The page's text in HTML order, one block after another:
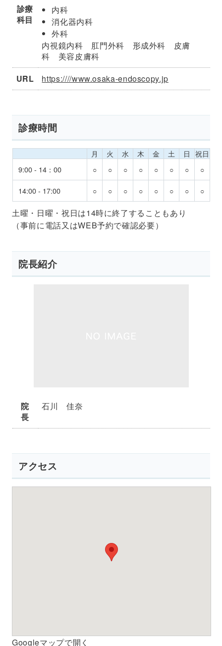
診療
科目
内科
消化器内科
外科
内視鏡内科 肛門外科 形成外科 皮膚
科 美容皮膚科
URL
https:////www.osaka-endoscopy.jp
診療時間
月 火 水 木 金 土 日 祝日
9:00 - 14：00
○ ○ ○ ○ ○ ○ ○ ○
14:00 - 17:00 ○ ○ ○ ○ ○ ○ ○ ○
土曜・日曜・祝日は14時に終了することもあり
（事前に電話又はWEB予約で確認必要）
院長紹介
院
長
石川 佳奈
アクセス
Googleマップで開く